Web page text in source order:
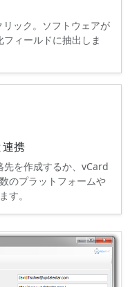
ック。ソフトウェアが
ィールドに抽出しま
連携
を作成するか、vCard
のプラットフォームや
す。